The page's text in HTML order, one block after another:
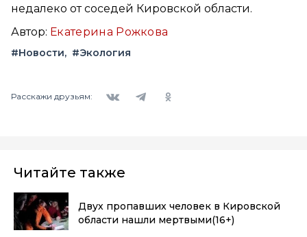
недалеко от соседей Кировской области.
Автор: Екатерина Рожкова
#Новости #Экология
Расскажи друзьям:
Читайте также
Двух пропавших человек в Кировской
области нашли мертвыми(16+)